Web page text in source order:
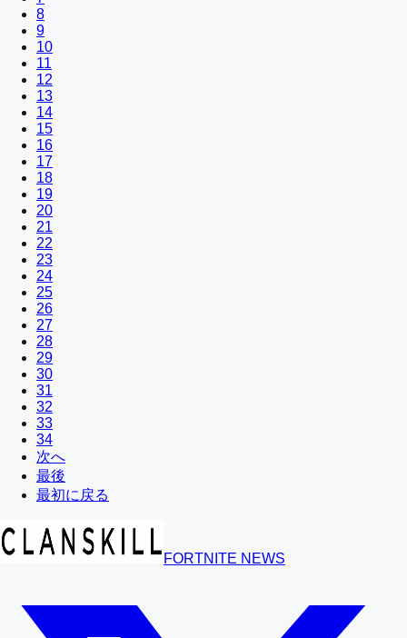
8
9
10
11
12
13
14
15
16
17
18
19
20
21
22
23
24
25
26
27
28
29
30
31
32
33
34
次へ
最後
最初に戻る
FORTNITE NEWS